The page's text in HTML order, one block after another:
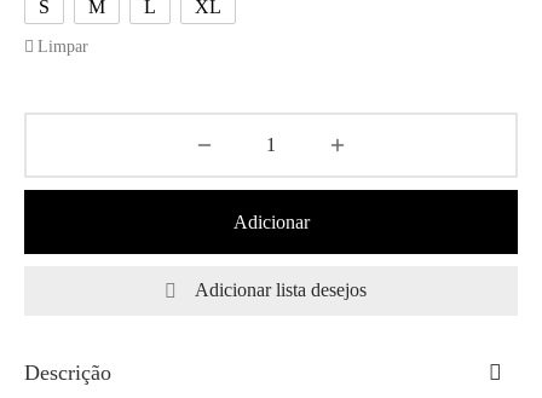
S M L XL
Limpar
Adicionar
Adicionar lista desejos
Descrição